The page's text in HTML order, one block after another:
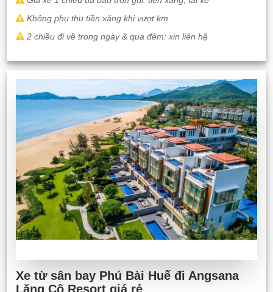
Không phụ thu tiền xăng khi vượt km.
2 chiều đi về trong ngày & qua đêm: xin liên hệ
Xe từ sân bay Phú Bài Huế đi Angsana
Lăng Cô Resort giá rẻ